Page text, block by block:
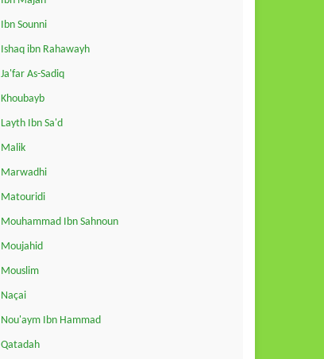
Ibn Sounni
Ishaq ibn Rahawayh
Ja'far As-Sadiq
Khoubayb
Layth Ibn Sa'd
Malik
Marwadhi
Matouridi
Mouhammad Ibn Sahnoun
Moujahid
Mouslim
Naçai
Nou'aym Ibn Hammad
Qatadah